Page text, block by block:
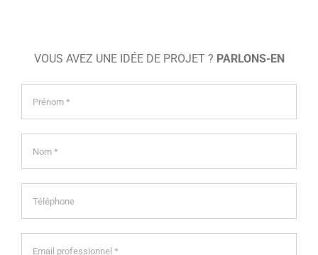
VOUS AVEZ UNE IDÉE DE PROJET ? PARLONS-EN